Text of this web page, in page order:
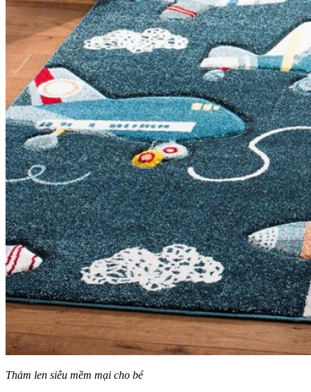
Thảm len siêu mềm mại cho bé